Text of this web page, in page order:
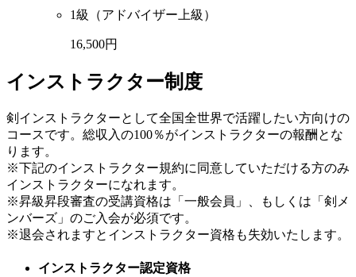
1級（アドバイザー上級）
16,500円
インストラクター制度
剣インストラクターとして全国全世界で活躍したい方向けの
コースです。総収入の100％がインストラクターの報酬とな
ります。
※下記のインストラクター規約に同意していただける方のみ
インストラクターになれます。
※昇級昇段審査の受講資格は「一般会員」、もしくは「剣メ
ンバーズ」のご入会が必須です。
※退会されますとインストラクター資格も失効いたします。
インストラクター認定資格